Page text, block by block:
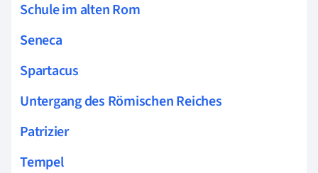
Schule im alten Rom
Seneca
Spartacus
Untergang des Römischen Reiches
Patrizier
Tempel